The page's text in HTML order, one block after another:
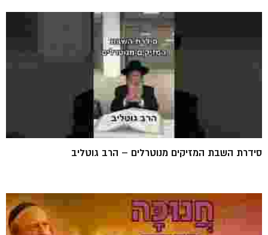
סידרת השבת המזיקים מנוטרלים – הרב גוטליב